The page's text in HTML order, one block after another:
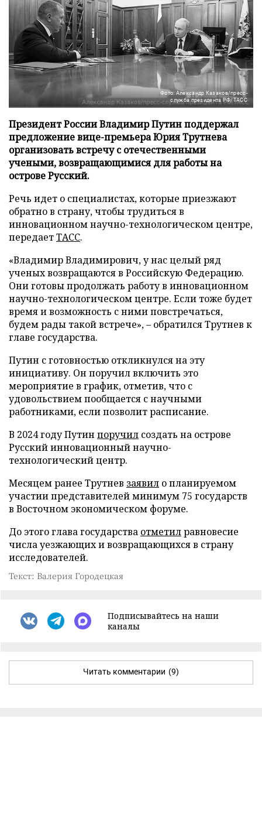
Фото: Александр Казаков/пресс-
служба президента РФ/ТАСС
Президент России Владимир Путин поддержал
предложение вице-премьера Юрия Трутнева
организовать встречу с отечественными
учеными, возвращающимися для работы на
острове Русский.
Речь идет о специалистах, которые приезжают
обратно в страну, чтобы трудиться в
инновационном научно-технологическом центре,
передаетТАСС.
«Владимир Владимирович, у нас целый ряд
ученых возвращаются в Российскую Федерацию.
Они готовы продолжать работу в инновационном
научно-технологическом центре. Если тоже будет
время и возможность с ними повстречаться,
будем рады такой встрече», – обратился Трутнев к
главе государства.
Путин с готовностью откликнулся на эту
инициативу. Он поручил включить это
мероприятие в график, отметив, что с
удовольствием пообщается с научными
работниками, если позволит расписание.
В 2024 году Путин поручил создать на острове
Русский инновационный научно-
технологический центр.
Месяцем ранее Трутнев заявил о планируемом
участии представителей минимум 75 государств
в Восточном экономическом форуме.
До этого глава государства отметилравновесие
числа уезжающих и возвращающихся в страну
исследователей.
Текст: Валерия Городецкая
Подписывайтесь на наши
каналы
Читать комментарии (9)